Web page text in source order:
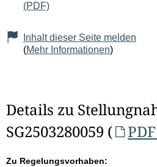
(PDF)
Inhalt dieser Seite melden
(Mehr Informationen)
Details zu
SG2503280059 (
Zu Regelungsvorhaben: